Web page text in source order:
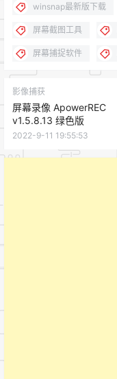
winsnap最新版下载
屏幕截图工具
屏幕捕捉软件
影像捕获
屏幕录像 ApowerREC
v1.5.8.13 绿色版
2022-9-11 19:55:53